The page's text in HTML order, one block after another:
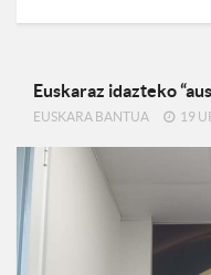
Euskaraz idazteko
EUSKARA BANTUA 19